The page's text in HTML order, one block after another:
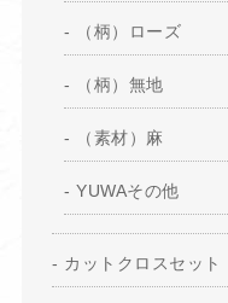
（柄）ローズ
（柄）無地
（素材）麻
YUWAその他
カットクロスセット